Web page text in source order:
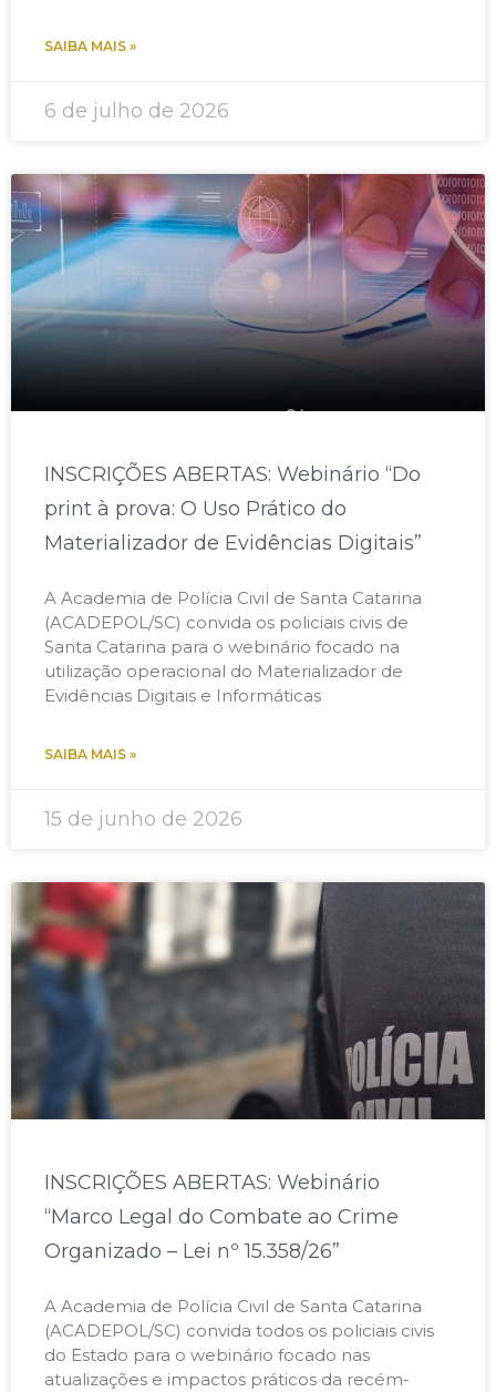
SAIBA MAIS »
6 de julho de 2026
INSCRIÇÕES ABERTAS: Webinário “Do
print à prova: O Uso Prático do
Materializador de Evidências Digitais”​
A Academia de Polícia Civil de Santa Catarina
(ACADEPOL/SC) convida os policiais civis de
Santa Catarina para o webinário focado na
utilização operacional do Materializador de
Evidências Digitais e Informáticas
SAIBA MAIS »
15 de junho de 2026
INSCRIÇÕES ABERTAS: Webinário
“Marco Legal do Combate ao Crime
Organizado – Lei nº 15.358/26”
A Academia de Polícia Civil de Santa Catarina
(ACADEPOL/SC) convida todos os policiais civis
do Estado para o webinário focado nas
atualizações e impactos práticos da recém-